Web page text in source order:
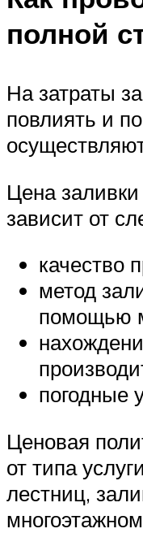
полной
На затраты
повлиять и
Цена заливки
зависит от
качество
метод
помощью
погодные
Ценовая
от типа
лестниц,